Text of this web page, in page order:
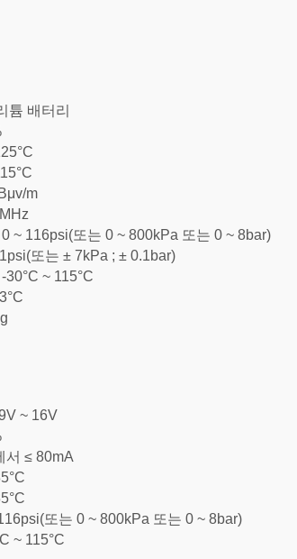
튬 배터리
m
~ 116psi(또는 0 ~ 800kPa 또는 0 ~ 8bar)
또는 ± 7kPa ; ± 0.1bar)
~ 115°C
~ 16V
서 ≤ 80mA
또는 0 ~ 800kPa 또는 0 ~ 8bar)
~ 115°C